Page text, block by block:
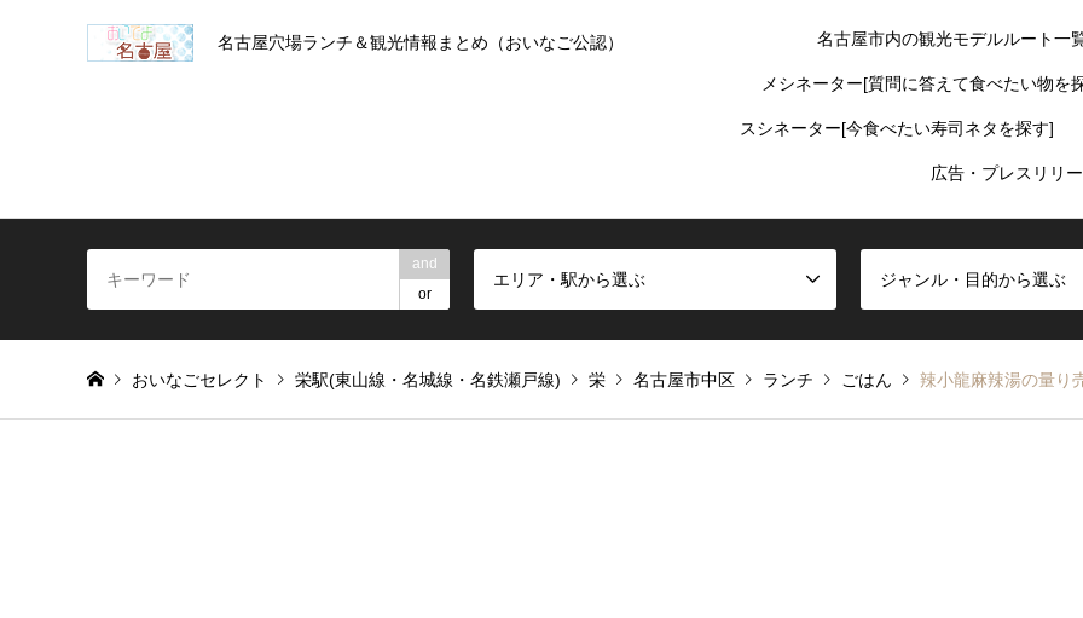
名古屋穴場ランチ＆観光情報まとめ（おいなご公認） 名古屋市内の観光モデルルート一
メシネーター[質問に答えて食べたい物を
スシネーター[今食べたい寿司ネタを探す]
広告・プレスリリ
and
or
エリア・駅から選ぶ ジャンル・目的から選ぶ
おいなごセレクト 栄駅(東山線・名城線・名鉄瀬戸線) 栄 名古屋市中区 ランチ ごはん 辣小龍麻辣湯の量り